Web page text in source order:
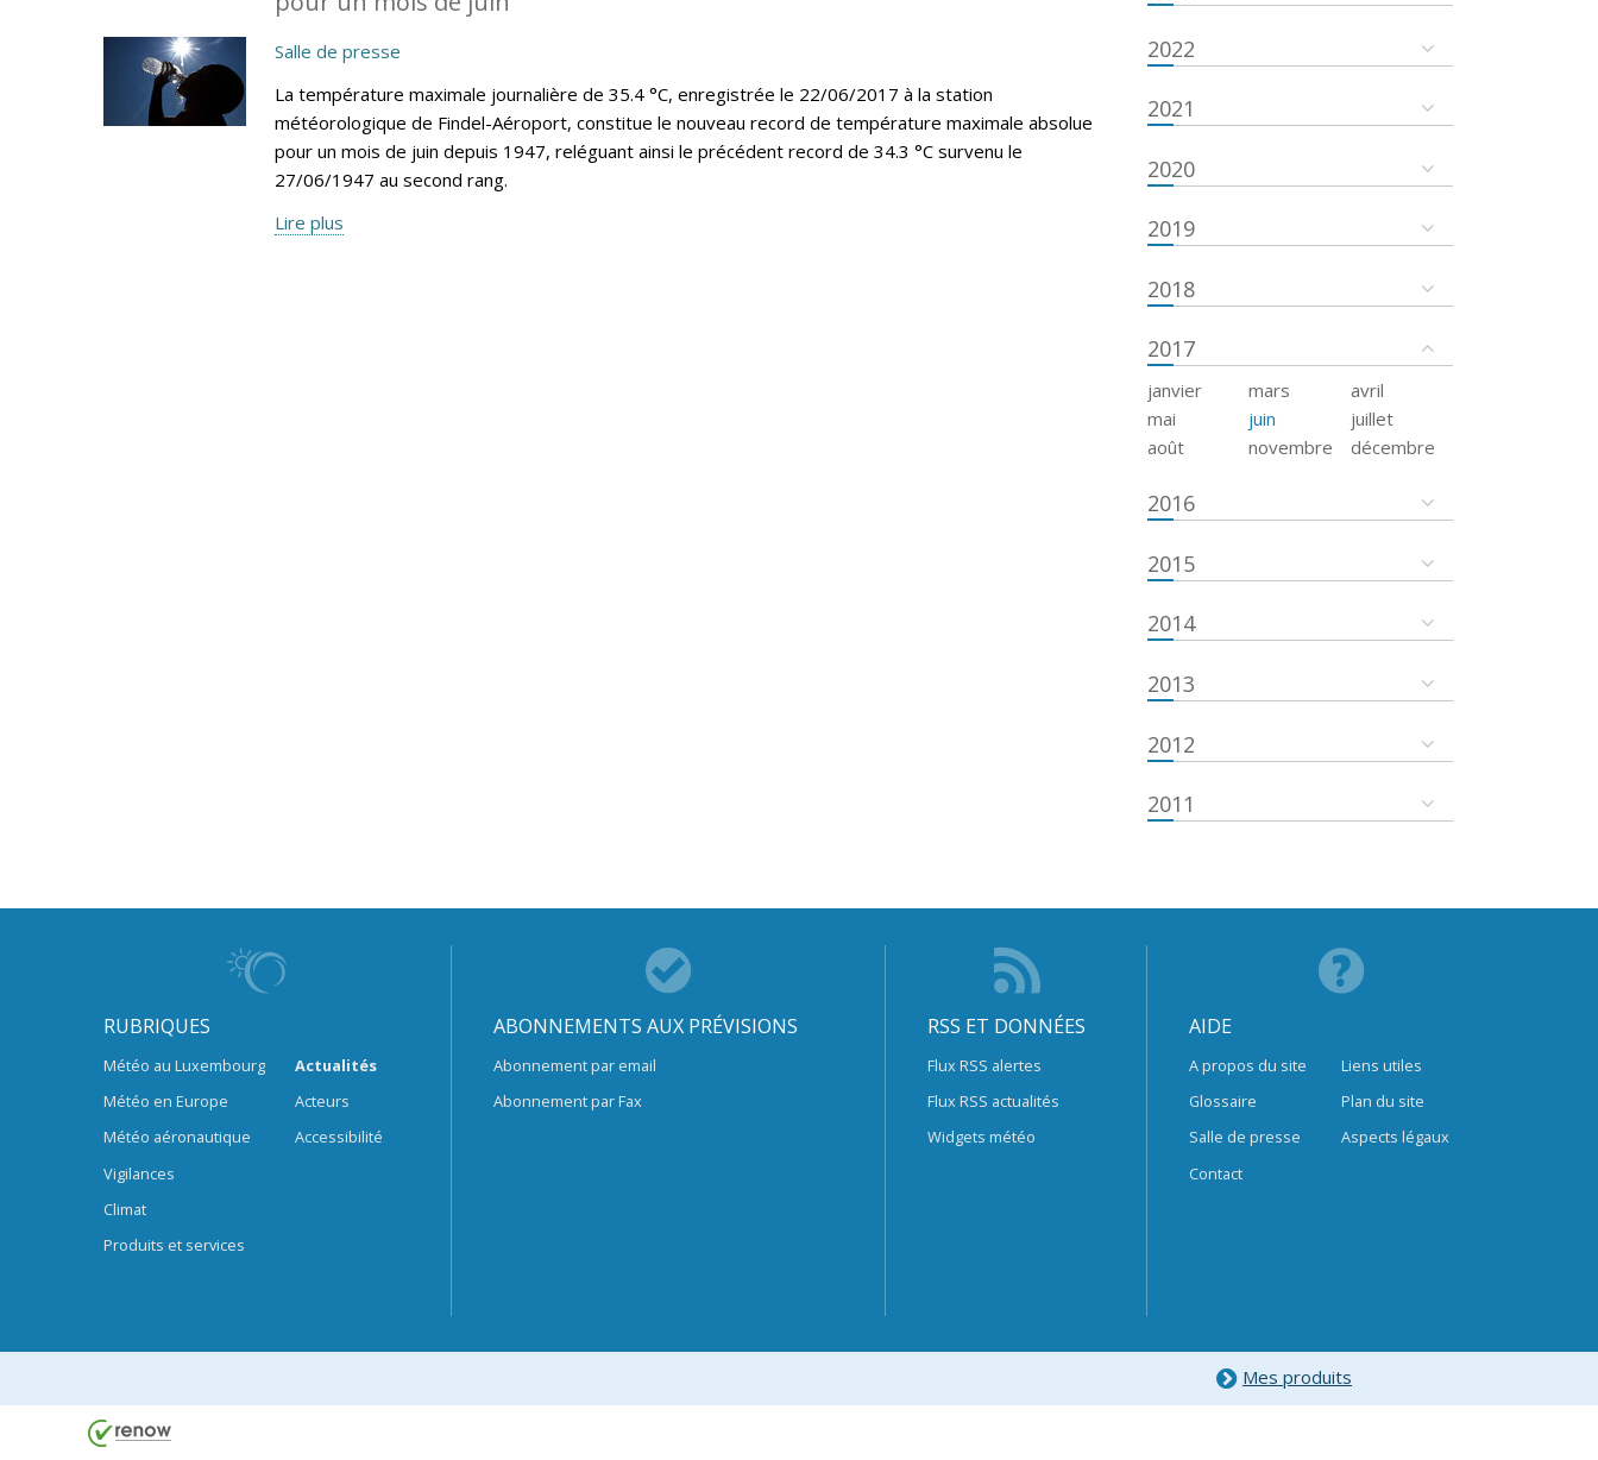
Salle de presse
La température maximale journalière de 35.4 °C, enregistrée le 22/06/2017 à la station
météorologique de Findel-Aéroport, constitue le nouveau record de température maximale absolue
pour un mois de juin depuis 1947, reléguant ainsi le précédent record de 34.3 °C survenu le
27/06/1947 au second rang.
Lire plus
2022
2021
2020
2019
2018
2017
janvier mars
avril
mai
juin
juillet
août
novembre décembre
2016
2015
2014
2013
2012
2011
RUBRIQUES
Météo au Luxembourg
Météo en Europe
Météo aéronautique
Vigilances
Climat
Produits et services
Actualités
Acteurs
Accessibilité
ABONNEMENTS AUX PRÉVISIONS
Abonnement par email
Abonnement par Fax
RSS ET DONNÉES
Flux RSS alertes
Flux RSS actualités
Widgets météo
AIDE
A propos du site
Glossaire
Salle de presse
Contact
Liens utiles
Plan du site
Aspects légaux
Mes produits